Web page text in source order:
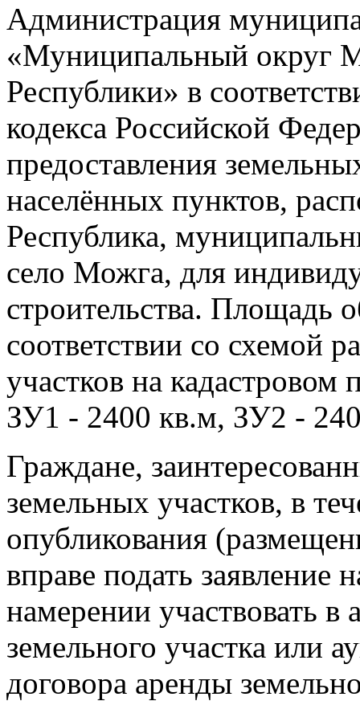
Администрация
«Муниципальный округ
Республики» в
кодекса Российской
предоставления
населённых пунктов,
Республика,
село Можга, для
строительства. Площадь
соответствии со схемой
участков на кадастровом
ЗУ1 - 2400 кв.м, ЗУ2 -
Граждане,
земельных участков, в
опубликования
вправе подать заявление
намерении участвовать
земельного участка или
договора аренды